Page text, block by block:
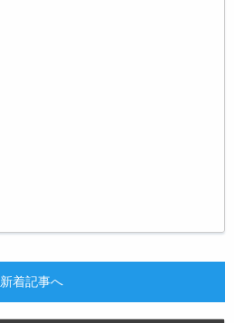
新着記事へ